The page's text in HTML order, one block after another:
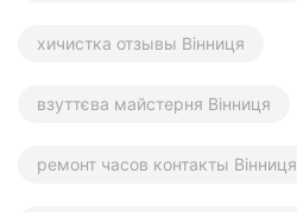
хичистка отзывы Вінниця
взуттєва майстерня Вінниця
ремонт часов контакты Вінниця